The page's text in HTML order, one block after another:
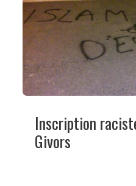
Inscription
Givors